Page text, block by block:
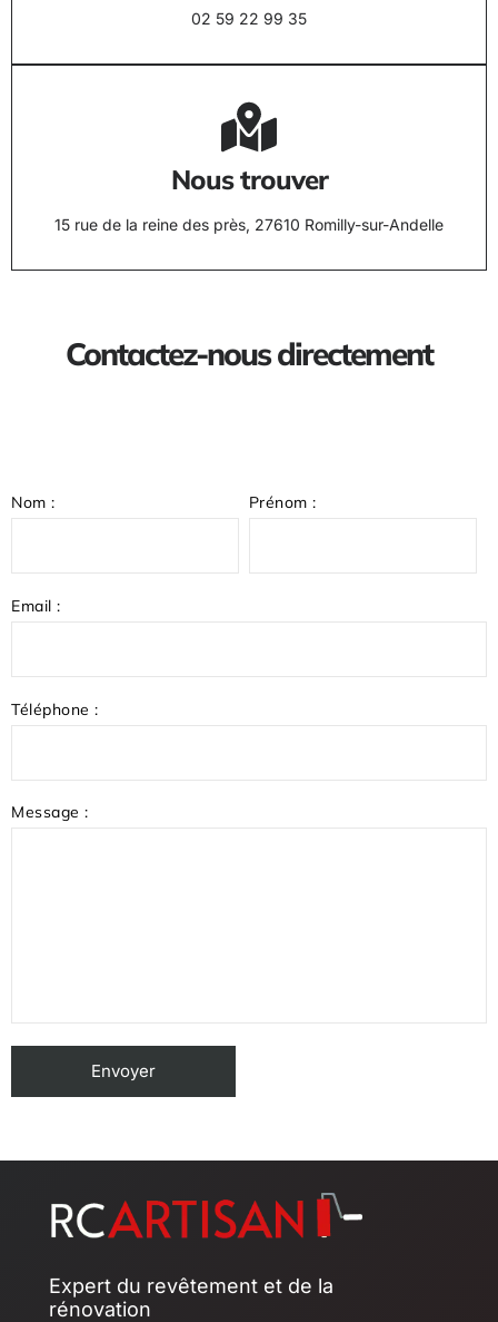
02 59 22 99 35
Nous trouver
15 rue de la reine des près, 27610 Romilly-sur-Andelle
Contactez-nous directement
Nom : Prénom :
Email :
Téléphone :
Message :
Expert du revêtement et de la
rénovation